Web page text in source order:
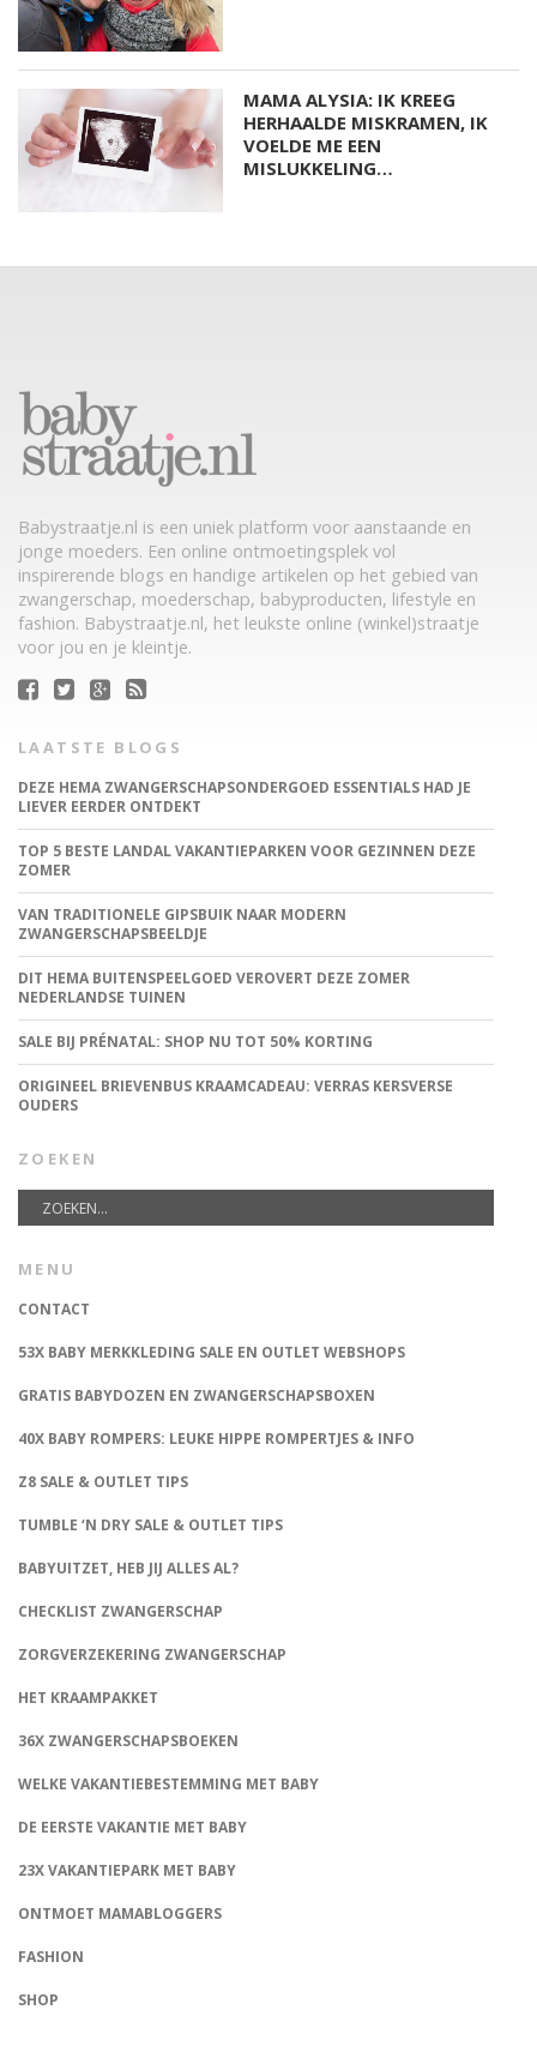
MAMA ALYSIA: IK KREEG
HERHAALDE MISKRAMEN, IK
VOELDE ME EEN
MISLUKKELING…
Babystraatje.nl is een uniek platform voor aanstaande en
jonge moeders. Een online ontmoetingsplek vol
inspirerende blogs en handige artikelen op het gebied van
zwangerschap, moederschap, babyproducten, lifestyle en
fashion. Babystraatje.nl, het leukste online (winkel)straatje
voor jou en je kleintje.
LAATSTE BLOGS
DEZE HEMA ZWANGERSCHAPSONDERGOED ESSENTIALS HAD JE
LIEVER EERDER ONTDEKT
TOP 5 BESTE LANDAL VAKANTIEPARKEN VOOR GEZINNEN DEZE
ZOMER
VAN TRADITIONELE GIPSBUIK NAAR MODERN
ZWANGERSCHAPSBEELDJE
DIT HEMA BUITENSPEELGOED VEROVERT DEZE ZOMER
NEDERLANDSE TUINEN
SALE BIJ PRÉNATAL: SHOP NU TOT 50% KORTING
ORIGINEEL BRIEVENBUS KRAAMCADEAU: VERRAS KERSVERSE
OUDERS
ZOEKEN
MENU
CONTACT
53X BABY MERKKLEDING SALE EN OUTLET WEBSHOPS
GRATIS BABYDOZEN EN ZWANGERSCHAPSBOXEN
40X BABY ROMPERS: LEUKE HIPPE ROMPERTJES & INFO
Z8 SALE & OUTLET TIPS
TUMBLE ‘N DRY SALE & OUTLET TIPS
BABYUITZET, HEB JIJ ALLES AL?
CHECKLIST ZWANGERSCHAP
ZORGVERZEKERING ZWANGERSCHAP
HET KRAAMPAKKET
36X ZWANGERSCHAPSBOEKEN
WELKE VAKANTIEBESTEMMING MET BABY
DE EERSTE VAKANTIE MET BABY
23X VAKANTIEPARK MET BABY
ONTMOET MAMABLOGGERS
FASHION
SHOP